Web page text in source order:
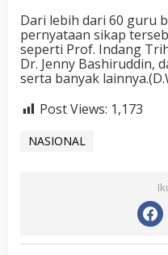
Dari lebih dari 60 guru
pernyataan sikap
seperti Prof. Indang
Dr. Jenny Bashiruddin,
serta banyak
Post Views: 1,173
NASIONAL